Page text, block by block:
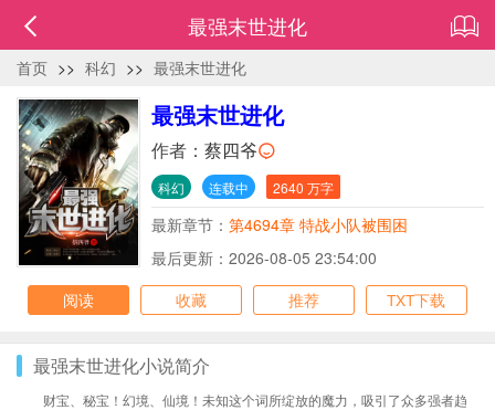
最强末世进化
首页 >> 科幻 >> 最强末世进化
最强末世进化
作者： 蔡四爷
科幻 连载中 2640 万字
最新章节： 第4694章 特战小队被围困
最后更新：2026-08-05 23:54:00
阅读
收藏 推荐 TXT下载
最强末世进化小说简介
财宝、秘宝！幻境、仙境！未知这个词所绽放的魔力，吸引了众多强者趋